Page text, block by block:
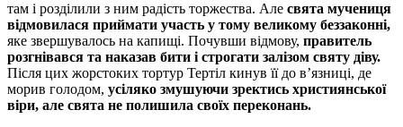
там і розділили з ним радість торжества. Але свята мучениця
відмовилася приймати участь у тому великому беззаконні,
яке звершувалось на капищі. Почувши відмову, правитель
розгнівався та наказав бити і строгати залізом святу діву.
Після цих жорстоких тортур Тертіл кинув її до в’язниці, де
морив голодом, усіляко змушуючи зректись християнської
віри, але свята не полишила своїх переконань.